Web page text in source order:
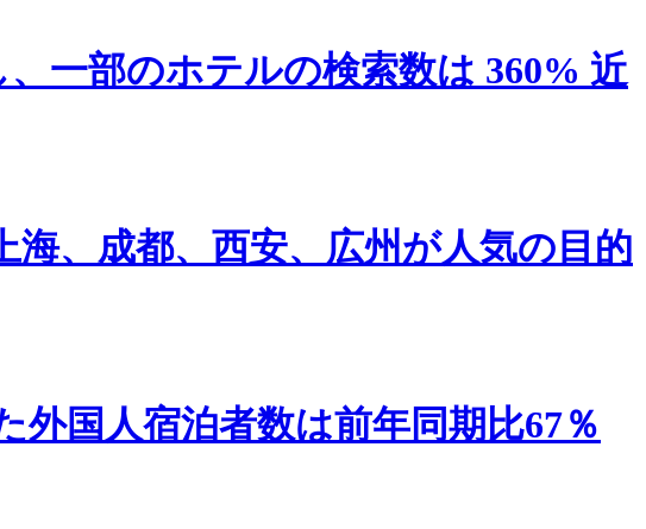
一部のホテルの検索数は 360% 近
、成都、西安、広州が人気の目的
国人宿泊者数は前年同期比67％